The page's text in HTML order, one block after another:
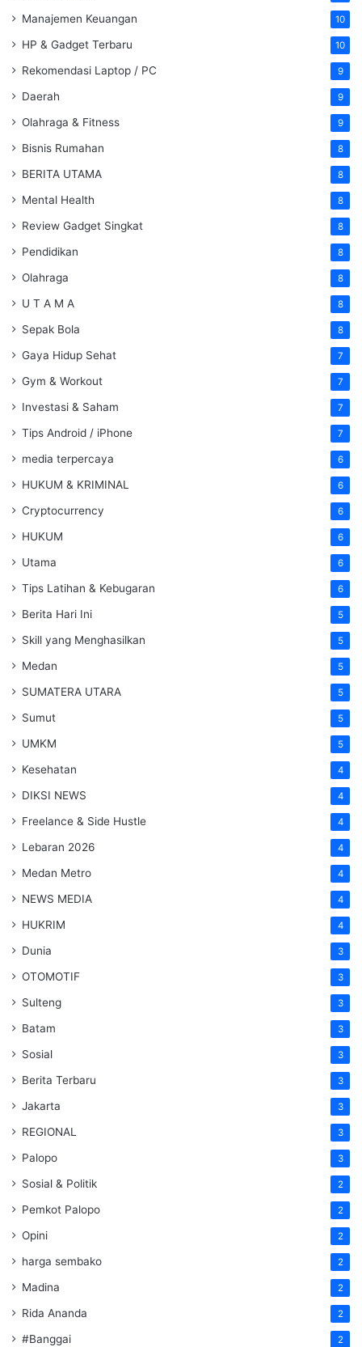
Manajemen Keuangan 10
HP & Gadget Terbaru 10
Rekomendasi Laptop / PC 9
Daerah 9
Olahraga & Fitness 9
Bisnis Rumahan 8
BERITA UTAMA 8
Mental Health 8
Review Gadget Singkat 8
Pendidikan 8
Olahraga 8
U T A M A 8
Sepak Bola 8
Gaya Hidup Sehat 7
Gym & Workout 7
Investasi & Saham 7
Tips Android / iPhone 7
media terpercaya 6
HUKUM & KRIMINAL 6
Cryptocurrency 6
HUKUM 6
Utama 6
Tips Latihan & Kebugaran 6
Berita Hari Ini 5
Skill yang Menghasilkan 5
Medan 5
SUMATERA UTARA 5
Sumut 5
UMKM 5
Kesehatan 4
DIKSI NEWS 4
Freelance & Side Hustle 4
Lebaran 2026 4
Medan Metro 4
NEWS MEDIA 4
HUKRIM 4
Dunia 3
OTOMOTIF 3
Sulteng 3
Batam 3
Sosial 3
Berita Terbaru 3
Jakarta 3
REGIONAL 3
Palopo 3
Sosial & Politik 2
Pemkot Palopo 2
Opini 2
harga sembako 2
Madina 2
Rida Ananda 2
#Banggai 2